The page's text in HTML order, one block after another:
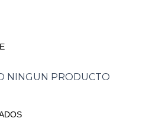
NINGUN PRODUCTO